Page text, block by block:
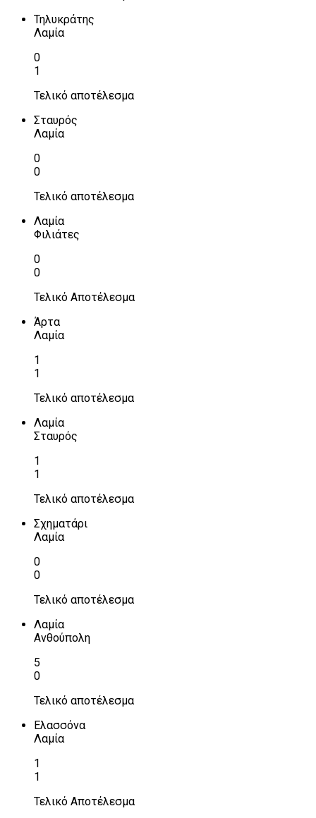
Τηλυκράτης
Λαμία
0
1
Τελικό αποτέλεσμα
Σταυρός
Λαμία
0
0
Τελικό αποτέλεσμα
Λαμία
Φιλιάτες
0
0
Τελικό Αποτέλεσμα
Άρτα
Λαμία
1
1
Τελικό αποτέλεσμα
Λαμία
Σταυρός
1
1
Τελικό αποτέλεσμα
Σχηματάρι
Λαμία
0
0
Τελικό αποτέλεσμα
Λαμία
Ανθούπολη
5
0
Τελικό αποτέλεσμα
Ελασσόνα
Λαμία
1
1
Τελικό Αποτέλεσμα